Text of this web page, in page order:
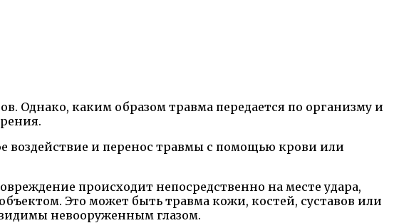
Однако, каким образом травма передается по организму и
воздействие и перенос травмы с помощью крови или
происходит непосредственно на месте удара,
Это может быть травма кожи, костей, суставов или
невооруженным глазом.